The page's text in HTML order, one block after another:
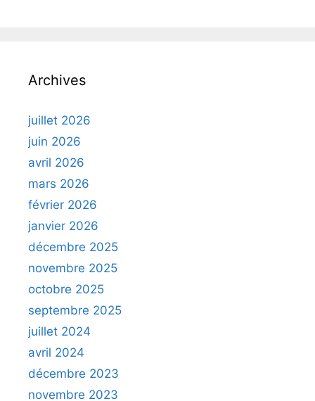
Archives
juillet 2026
juin 2026
avril 2026
mars 2026
février 2026
janvier 2026
décembre 2025
novembre 2025
octobre 2025
septembre 2025
juillet 2024
avril 2024
décembre 2023
novembre 2023